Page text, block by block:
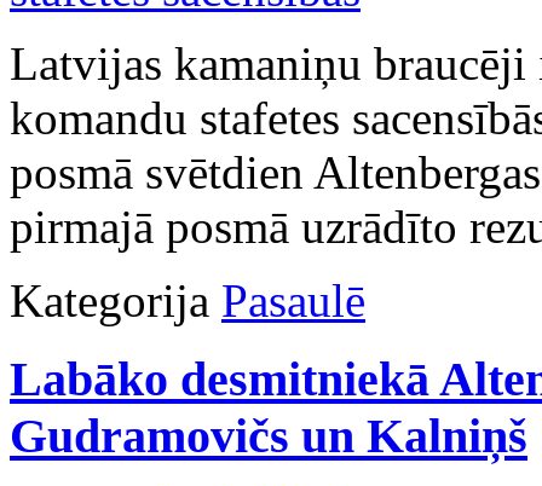
Latvijas kamaniņu
komandu stafetes
posmā svētdien
pirmajā posmā uzrādīto
Kategorija Pasaulē
Labāko desmitniekā
Gudramovičs un Kalniņš